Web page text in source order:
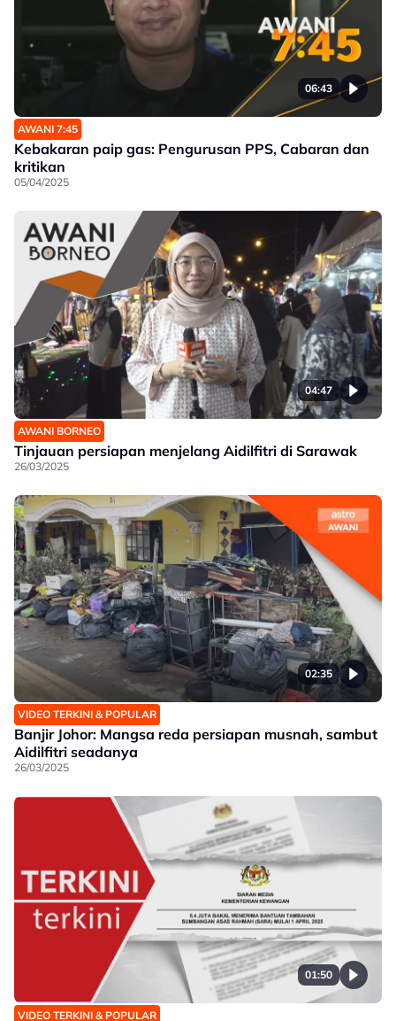
06:43
AWANI 7:45
Kebakaran paip gas: Pengurusan PPS, Cabaran dan
kritikan
05/04/2025
04:47
AWANI BORNEO
Tinjauan persiapan menjelang Aidilfitri di Sarawak
26/03/2025
02:35
VIDEO TERKINI & POPULAR
Banjir Johor: Mangsa reda persiapan musnah, sambut
Aidilfitri seadanya
26/03/2025
01:50
VIDEO TERKINI & POPULAR